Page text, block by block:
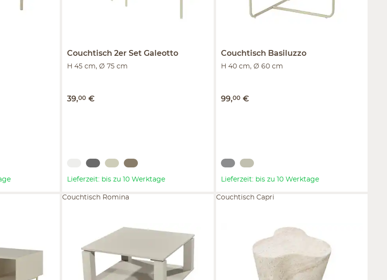
Couchtisch 2er Set Galeotto
H 45 cm, Ø 75 cm
39,00 €
Lieferzeit: bis zu 10 Werktage
Couchtisch Basiluzzo
H 40 cm, Ø 60 cm
99,00 €
Lieferzeit: bis zu 10 Werktage
Couchtisch Romina Couchtisch Capri